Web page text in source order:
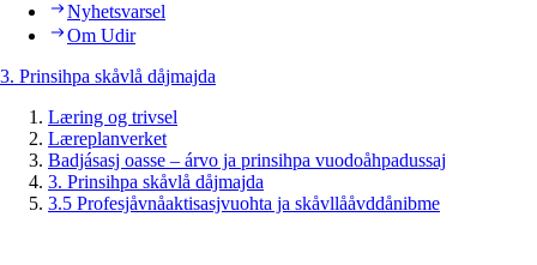
Nyhetsvarsel
Om Udir
3. Prinsihpa skåvlå dåjmajda
Læring og trivsel
Læreplanverket
Badjásasj oasse – árvo ja prinsihpa vuodoåhpadussaj
3. Prinsihpa skåvlå dåjmajda
3.5 Profesjåvnåaktisasjvuohta ja skåvllååvddånibme